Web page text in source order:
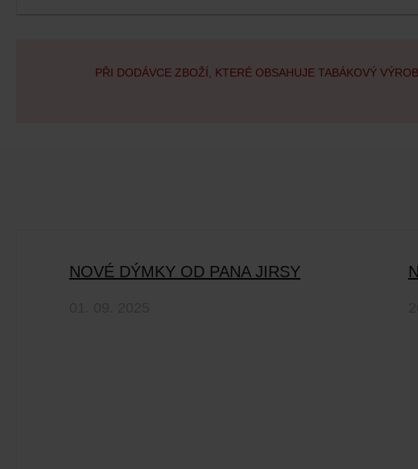
PŘI DODÁVCE ZBOŽÍ, KTERÉ OBSAHUJE TABÁKOVÝ
NOVÉ DÝMKY OD PANA JIRSY